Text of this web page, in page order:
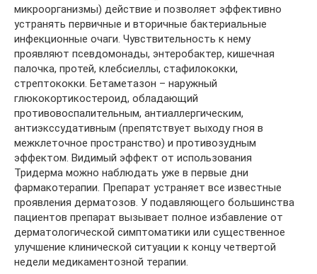
микроорганизмы) действие и позволяет эффективно
устранять первичные и вторичные бактериальные
инфекционные очаги. Чувствительность к нему
проявляют псевдомонады, энтеробактер, кишечная
палочка, протей, клебсиеллы, стафилококки,
стрептококки. Бетаметазон – наружный
глюкокортикостероид, обладающий
противовоспалительным, антиаллергическим,
антиэкссудативным (препятствует выходу гноя в
межклеточное пространство) и противозудным
эффектом. Видимый эффект от использования
Тридерма можно наблюдать уже в первые дни
фармакотерапии. Препарат устраняет все известные
проявления дерматозов. У подавляющего большинства
пациентов препарат вызывает полное избавление от
дерматологической симптоматики или существенное
улучшение клинической ситуации к концу четвертой
недели медикаментозной терапии.